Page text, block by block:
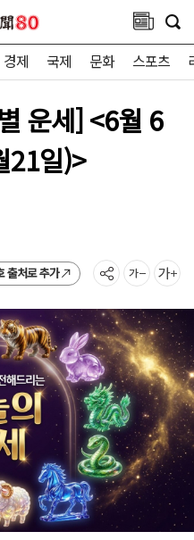
경제 국제 문화 스포츠
운세] <6월 6
21일)>
출처로 추가